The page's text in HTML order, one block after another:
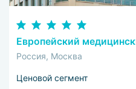
Европейский
Россия, Москва
Ценовой сегмент